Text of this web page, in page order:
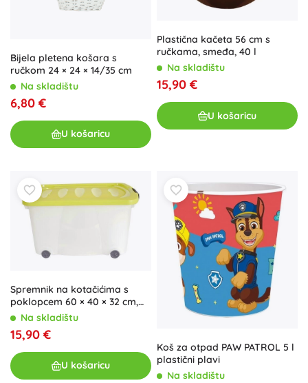
Bijela pletena košara s
ručkom 24 × 24 × 14/35 cm
Na skladištu
6,80 €
U košaricu
Plastična kačeta 56 cm s
ručkama, smeđa, 40 l
Na skladištu
15,90 €
U košaricu
Spremnik na kotačićima s
poklopcem 60 × 40 × 32 cm,
plastika
Na skladištu
15,90 €
U košaricu
Koš za otpad PAW PATROL 5 l
plastični plavi
Na skladištu